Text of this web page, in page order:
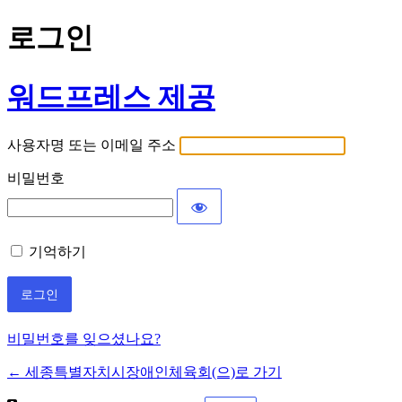
로그인
워드프레스 제공
사용자명 또는 이메일 주소
비밀번호
기억하기
비밀번호를 잊으셨나요?
← 세종특별자치시장애인체육회(으)로 가기